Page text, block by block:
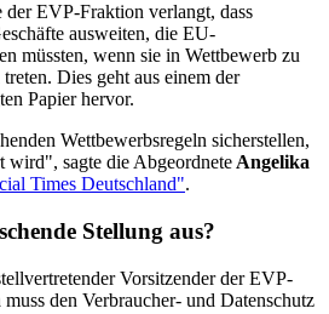
EVP-Fraktion verlangt, dass
ausweiten, die EU-
müssten, wenn sie in Wettbewerb zu
Dies geht aus einem der
Papier hervor.
Wettbewerbsregeln sicherstellen,
wird", sagte die Abgeordnete Angelika
Times Deutschland".
Stellung aus?
Vorsitzender der EVP-
den Verbraucher- und Datenschutz